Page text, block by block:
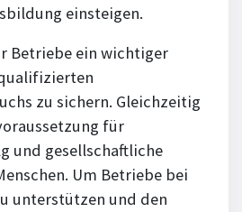
einsteigen.
Betriebe ein wichtiger
zu sichern. Gleichzeitig
für
und gesellschaftliche
Um Betriebe bei
unterstützen und den